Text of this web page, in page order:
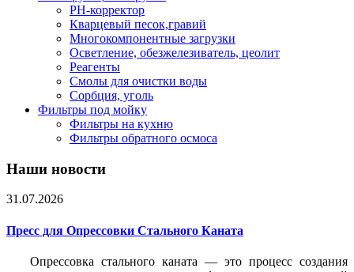
PH-корректор
Кварцевый песок,гравий
Многокомпонентные загрузки
Осветление, обезжелезиватель, цеолит
Реагенты
Смолы для очистки воды
Сорбция, уголь
Фильтры под мойку
Фильтры на кухню
Фильтры обратного осмоса
Наши новости
31.07.2026
Пресс для Опрессовки Стального Каната
Опрессовка стального каната — это процесс создания